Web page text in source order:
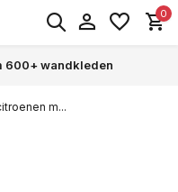
0
600+ wandkleden
m...